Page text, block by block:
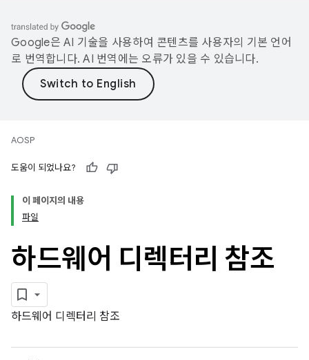
Google은 AI 기술을 사용하여 콘텐츠를 사용자의 기본 언어
로 번역합니다. AI 번역에는 오류가 있을 수 있습니다.
AOSP
도움이 되었나요?
이 페이지의 내용
파일
하드웨어 디렉터리 참조
하드웨어 디렉터리 참조